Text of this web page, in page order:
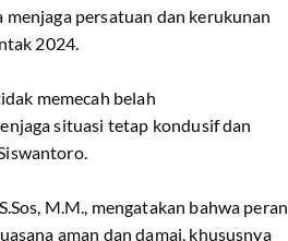
persatuan dan kerukunan
2024.
memecah belah
situasi tetap kondusif dan
M.M., mengatakan bahwa peran
aman dan damai, khususnya